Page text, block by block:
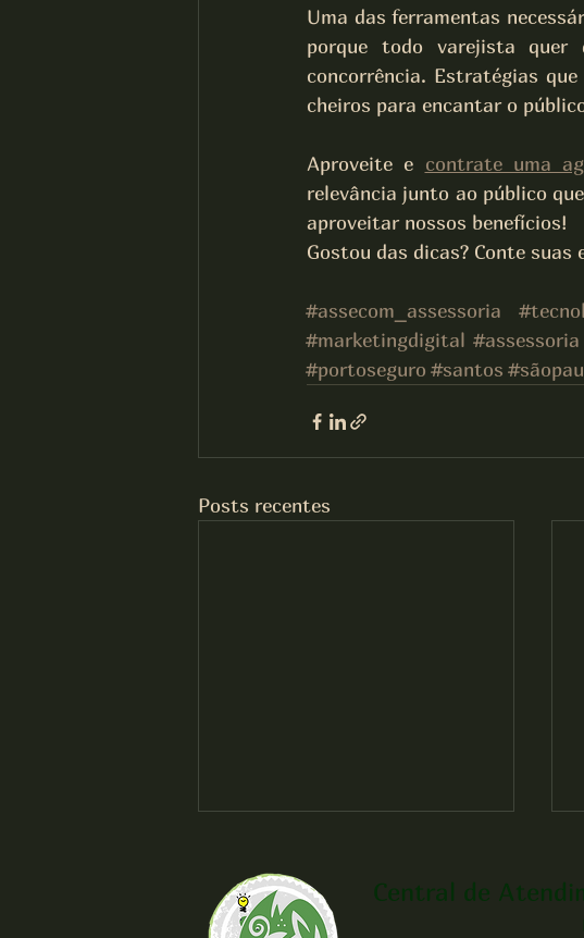
Uma das ferramentas
porque todo varejista
concorrência. Estratégias
cheiros para encantar o
Aproveite e contrate uma
relevância junto ao público
aproveitar nossos benefícios!
Gostou das dicas? Conte suas
#assecom_assessoria
#marketingdigital #assessoria
#portoseguro #santos
Posts recentes
Central de